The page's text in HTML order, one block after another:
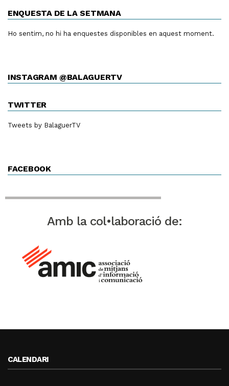
ENQUESTA DE LA SETMANA
Ho sentim, no hi ha enquestes disponibles en aquest moment.
INSTAGRAM @BALAGUERTV
TWITTER
Tweets by BalaguerTV
FACEBOOK
Amb la col•laboració de:
CALENDARI